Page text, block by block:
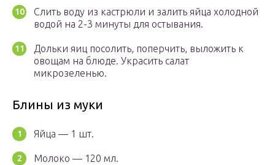
Слить воду из кастрюли и залить яйца холодной
водой на 2-3 минуты для остывания.
Дольки яиц посолить, поперчить, выложить к
овощам на блюде. Украсить салат
микрозеленью.
Блины из муки
Яйца — 1 шт.
Молоко — 120 мл.